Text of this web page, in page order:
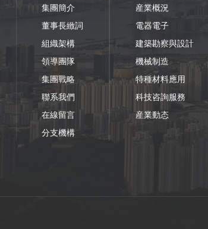
集團簡介
董事長緻詞
組織架構
領導團隊
集團戰略
聯系我們
在線留言
分支機構
産業概況
電器電子
建築勘察與設計
機械制造
特種材料應用
科技咨詢服務
産業動态